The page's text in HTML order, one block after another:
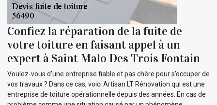
Confiez la réparation de la fuite de
votre toiture en faisant appel à un
expert à Saint Malo Des Trois Fontain
Voulez-vous d’une entreprise fiable et pas chère pour s’occuper de
vos travaux ? Dans ce cas, voici Artisan LT Rénovation qui est une
entreprise de toiture opérationnelle depuis des années. En cas de